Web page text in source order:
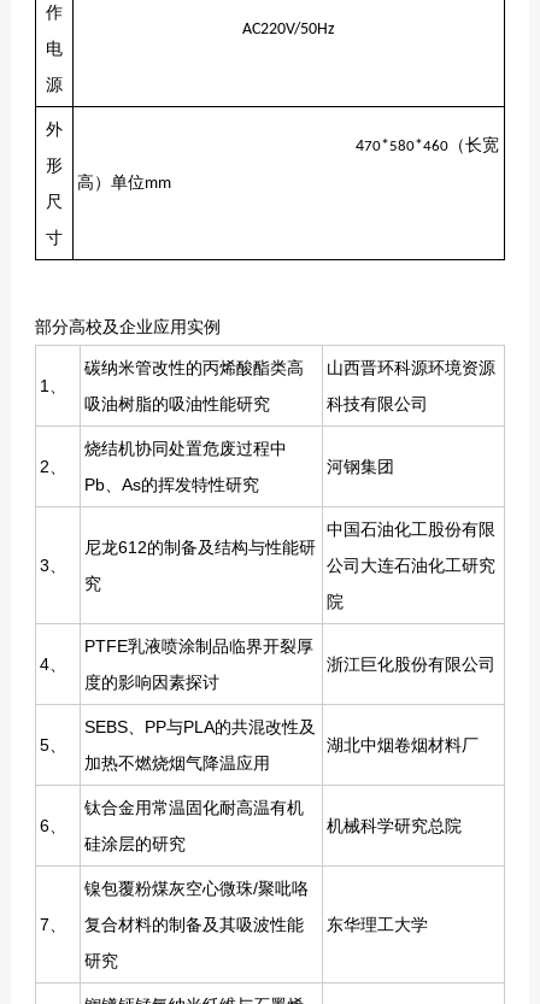
作
电
源
AC220V/50Hz
外
形
尺
寸
470*580*460 （长宽
高）单位mm
部分高校及企业应用实例
1、
碳纳米管改性的丙烯酸酯类高
吸油树脂的吸油性能研究
山西晋环科源环境资源
科技有限公司
2、
烧结机协同处置危废过程中
Pb、As的挥发特性研究
河钢集团
3、
尼龙612的制备及结构与性能研
究
中国石油化工股份有限
公司大连石油化工研究
院
4、
PTFE乳液喷涂制品临界开裂厚
度的影响因素探讨
浙江巨化股份有限公司
5、
SEBS、PP与PLA的共混改性及
加热不燃烧烟气降温应用
湖北中烟卷烟材料厂
6、
钛合金用常温固化耐高温有机
硅涂层的研究
机械科学研究总院
7、
镍包覆粉煤灰空心微珠/聚吡咯
复合材料的制备及其吸波性能
研究
东华理工大学